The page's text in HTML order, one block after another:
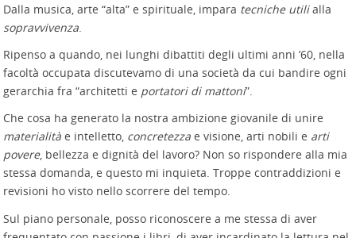
Dalla musica, arte “alta” e spirituale, impara tecniche utilialla
sopravvivenza.
Ripenso a quando, nei lunghi dibattiti degli ultimi anni ’60, nella
facoltà occupata discutevamo di una società da cui bandire ogni
gerarchia fra “architetti e portatori di mattoni”.
Che cosa ha generato la nostra ambizione giovanile di unire
materialità e intelletto, concretezza e visione, arti nobili e arti
povere, bellezza e dignità del lavoro? Non so rispondere alla mia
stessa domanda, e questo mi inquieta. Troppe contraddizioni e
revisioni ho visto nello scorrere del tempo.
Sul piano personale, posso riconoscere a me stessa di aver